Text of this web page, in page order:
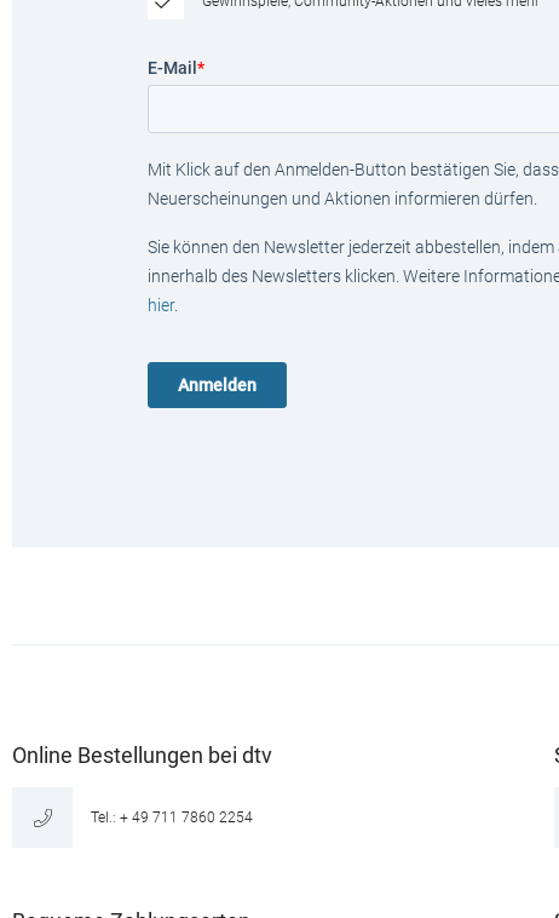
E-Mail *
Mit Klick auf den Anmelden-Button bestätigen Sie,
Neuerscheinungen und Aktionen informieren dürfen.
Sie können den Newsletter jederzeit abbestellen,
innerhalb des Newsletters klicken. Weitere
hier.
Online Bestellungen bei dtv
Tel.: + 49 711 7860 2254